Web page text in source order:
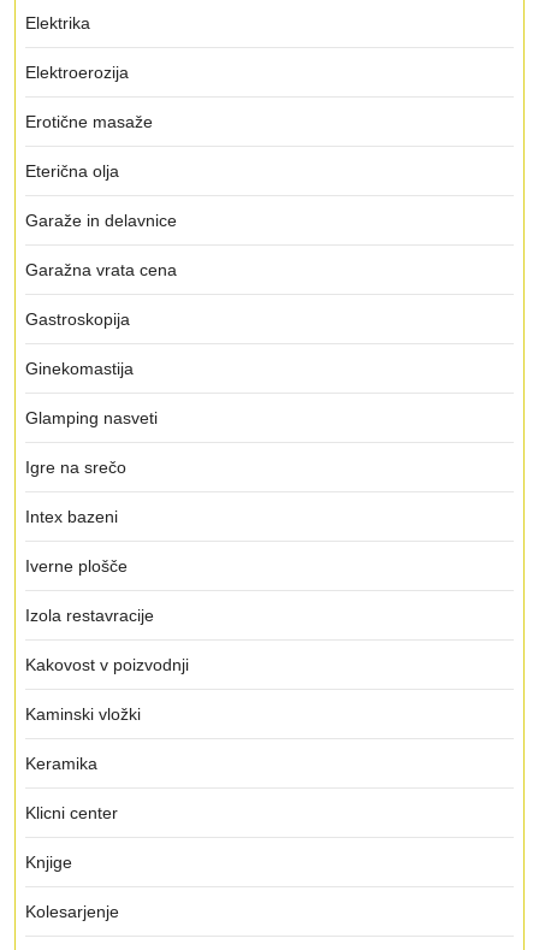
Elektrika
Elektroerozija
Erotične masaže
Eterična olja
Garaže in delavnice
Garažna vrata cena
Gastroskopija
Ginekomastija
Glamping nasveti
Igre na srečo
Intex bazeni
Iverne plošče
Izola restavracije
Kakovost v poizvodnji
Kaminski vložki
Keramika
Klicni center
Knjige
Kolesarjenje